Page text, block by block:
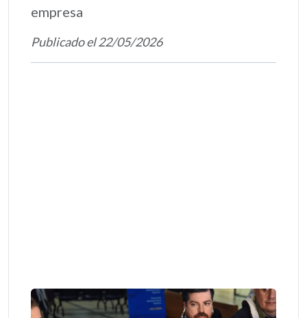
empresa
Publicado el 22/05/2026